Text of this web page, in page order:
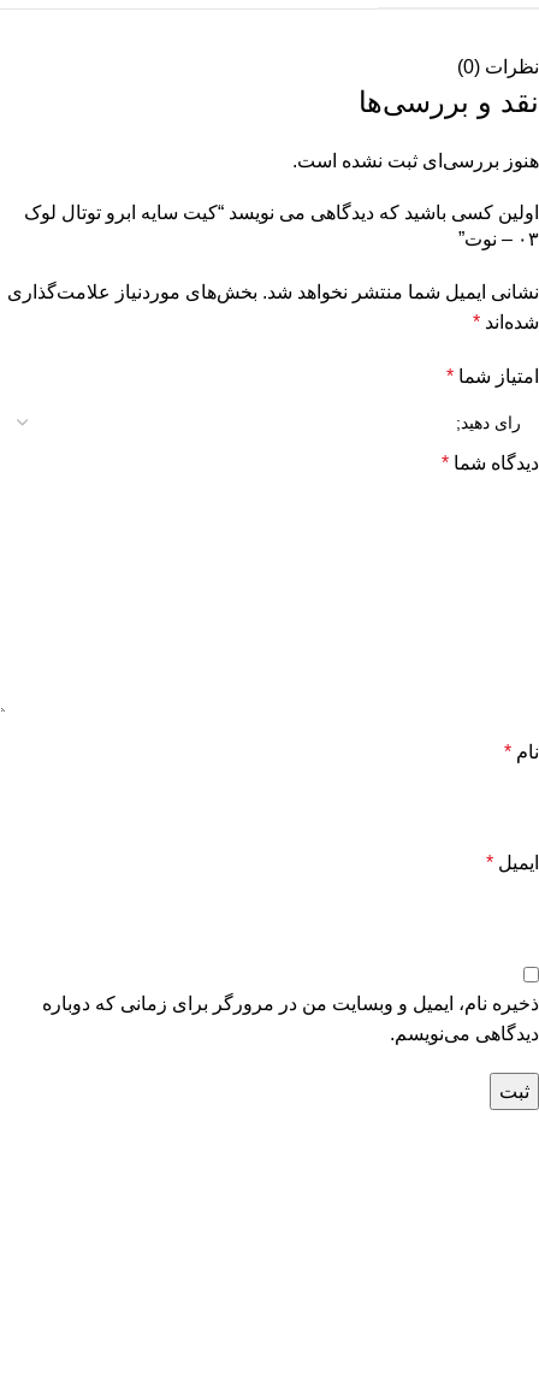
نظرات (0)
نقد و بررسی‌ها
هنوز بررسی‌ای ثبت نشده است.
اولین کسی باشید که دیدگاهی می نویسد “کیت سایه ابرو توتال لوک
۰۳ – نوت”
نشانی ایمیل شما منتشر نخواهد شد. بخش‌های موردنیاز علامت‌گذاری
شده‌اند *
امتیاز شما *
دیدگاه شما *
نام *
ایمیل *
ذخیره نام، ایمیل و وبسایت من در مرورگر برای زمانی که دوباره
دیدگاهی می‌نویسم.